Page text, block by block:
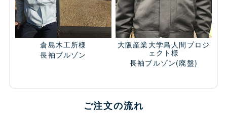
倉島木工所様
長袖ブルゾン
大阪産業大学鳥人間プロジ
ェクト様
長袖ブルゾン(廃盤)
ご注文の流れ